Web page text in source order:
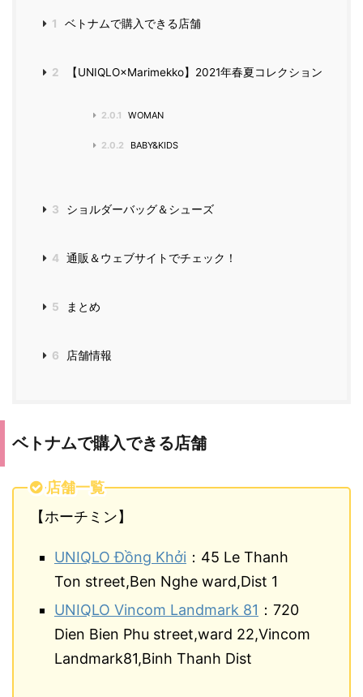
1 ベトナムで購入できる店舗
2 【UNIQLO×Marimekko】2021年春夏コレクション
2.0.1 WOMAN
2.0.2 BABY&KIDS
3 ショルダーバッグ＆シューズ
4 通販＆ウェブサイトでチェック！
5 まとめ
6 店舗情報
ベトナムで購入できる店舗
店舗一覧
【ホーチミン】
UNIQLO Đồng Khởi ：45 Le Thanh
Ton street,Ben Nghe ward,Dist 1
UNIQLO Vincom Landmark 81 ：720
Dien Bien Phu street,ward 22,Vincom
Landmark81,Binh Thanh Dist